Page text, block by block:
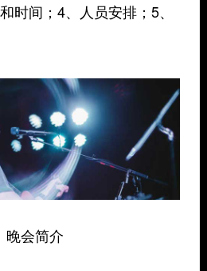
时间；4、人员安排；5、
晚会简介